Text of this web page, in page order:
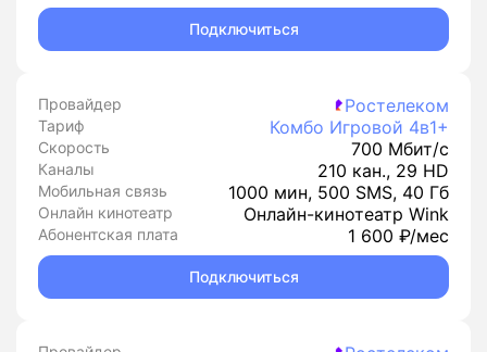
Подключиться
Провайдер Ростелеком
Тариф Комбо Игровой 4в1+
Скорость 700 Мбит/с
Каналы 210 кан., 29 HD
Мобильная связь 1000 мин, 500 SMS, 40 Гб
Онлайн кинотеатр Онлайн-кинотеатр Wink
Абонентская плата 1 600 ₽/мес
Подключиться